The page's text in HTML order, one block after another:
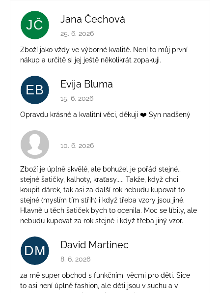
JČ Jana Čechová
Hodnocení obchodu je 5 z 5 hvězdiček.
25. 6. 2026
Zboží jako vždy ve výborné kvalitě. Není to můj první
nákup a určitě si jej ještě několikrát zopakuji.
EB Evija Bluma
Hodnocení obchodu je 5 z 5 hvězdiček.
15. 6. 2026
Opravdu krásné a kvalitní věci, děkuji ❤️ Syn nadšený
Hodnocení obchodu je 4 z 5 hvězdiček.
10. 6. 2026
Zboží je úplně skvělé, ale bohužel je pořád stejné.,
stejné šatičky, kalhoty, kraťasy..... Takže, když chci
koupit dárek, tak asi za další rok nebudu kupovat to
stejné (myslím tím střih) i když třeba vzory jsou jiné.
Hlavně u těch šatiček bych to ocenila. Moc se líbily, ale
nebudu kupovat za rok stejné i když třeba jiný vzor.
DM David Martinec
Hodnocení obchodu je 5 z 5 hvězdiček.
8. 6. 2026
za mě super obchod s funkčními věcmi pro děti. Sice
to asi není úplně fashion, ale děti jsou v suchu a v